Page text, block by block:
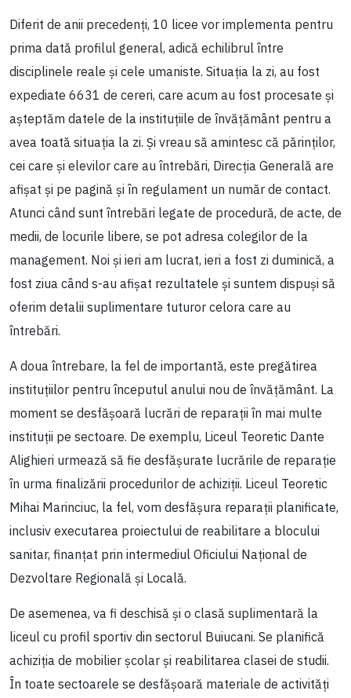
Diferit de anii precedenți, 10 licee vor implementa pentru
prima dată profilul general, adică echilibrul între
disciplinele reale și cele umaniste. Situația la zi, au fost
expediate 6631 de cereri, care acum au fost procesate și
așteptăm datele de la instituțiile de învățământ pentru a
avea toată situația la zi. Și vreau să amintesc că părinților,
cei care și elevilor care au întrebări, Direcția Generală are
afișat și pe pagină și în regulament un număr de contact.
Atunci când sunt întrebări legate de procedură, de acte, de
medii, de locurile libere, se pot adresa colegilor de la
management. Noi și ieri am lucrat, ieri a fost zi duminică, a
fost ziua când s-au afișat rezultatele și suntem dispuși să
oferim detalii suplimentare tuturor celora care au
întrebări.
A doua întrebare, la fel de importantă, este pregătirea
instituțiilor pentru începutul anului nou de învățământ. La
moment se desfășoară lucrări de reparații în mai multe
instituții pe sectoare. De exemplu, Liceul Teoretic Dante
Alighieri urmează să fie desfășurate lucrările de reparație
în urma finalizării procedurilor de achiziții. Liceul Teoretic
Mihai Marinciuc, la fel, vom desfășura reparații planificate,
inclusiv executarea proiectului de reabilitare a blocului
sanitar, finanțat prin intermediul Oficiului Național de
Dezvoltare Regională și Locală.
De asemenea, va fi deschisă și o clasă suplimentară la
liceul cu profil sportiv din sectorul Buiucani. Se planifică
achiziția de mobilier școlar și reabilitarea clasei de studii.
În toate sectoarele se desfășoară materiale de activități